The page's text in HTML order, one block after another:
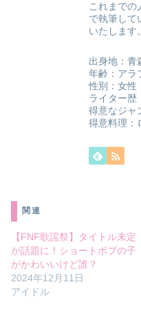
これまでの
で執筆して
いたします。
出身地：青
年齢：アラ
性別：女性
ライター歴
得意なジャ
得意料理：
関連
【FNF歌謡祭】タイトル未定
が話題に！ショートボブの子
がかわいいけど誰？
2024年12月11日
アイドル